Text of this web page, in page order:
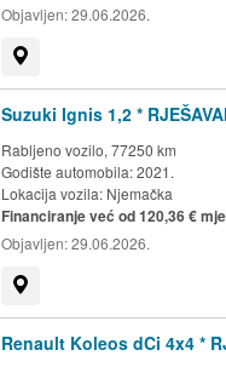
Objavljen:29.06.2026.
Suzuki Ignis 1,2 *
Rabljeno vozilo, 77250 km
Godište automobila: 2021.
Lokacija vozila: Njemačka
Financiranje već od 120,36 €
Objavljen:29.06.2026.
Renault Koleos dCi 4x4 *